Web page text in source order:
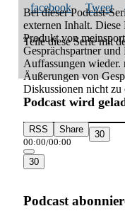
facebook Tweet
Teile diese Serie mit
Bei dieser Podcast-
externen Inhalt.
Produkt von
Gesprächspartner
Auffassungen wieder.
Äußerungen von
Diskussionen nicht zu
Podcast wird
RSS Share 30
30
00:00/00:00
Podcast